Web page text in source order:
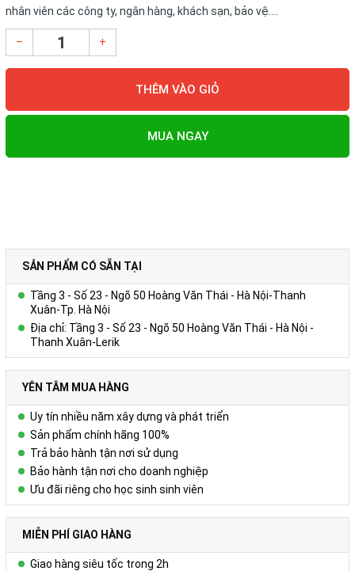
nhân viên các công ty, ngân hàng, khách sạn, bảo vệ....
– +
THÊM VÀO GIỎ
MUA NGAY
SẢN PHẨM CÓ SẴN TẠI
Tầng 3 - Số 23 - Ngõ 50 Hoàng Văn Thái - Hà Nội-Thanh
Xuân-Tp. Hà Nội
Địa chỉ: Tầng 3 - Số 23 - Ngõ 50 Hoàng Văn Thái - Hà Nội -
Thanh Xuân-Lerik
YÊN TÂM MUA HÀNG
Uy tín nhiều năm xây dựng và phát triển
Sản phẩm chính hãng 100%
Trả bảo hành tận nơi sử dụng
Bảo hành tận nơi cho doanh nghiệp
Ưu đãi riêng cho học sinh sinh viên
MIỄN PHÍ GIAO HÀNG
Giao hàng siêu tốc trong 2h